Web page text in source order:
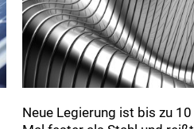
Neue Legierung ist bis zu 10